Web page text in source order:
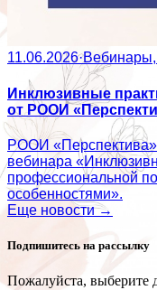
11.06.2026·Вебинары,
Инклюзивные
от РООИ
РООИ «Перспектива»
вебинара
профессиональной
особенностями».
Еще новости →
Подпишитесь на рассылку
Пожалуйста, выберите